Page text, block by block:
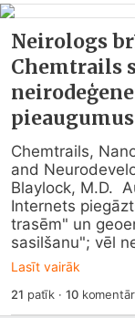
Neirologs
Chemtrails
pieaugumus
Chemtrails,
and
Blaylock, M.D.
Internets
trasēm" un
sasilšanu"; vēl
Lasīt vairāk
21 patīk · 10